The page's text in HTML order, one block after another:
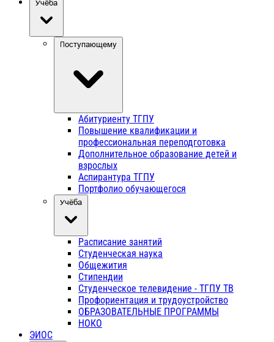
Учёба
Поступающему
Абитуриенту ТГПУ
Повышение квалификации и
профессиональная переподготовка
Дополнительное образование детей и
взрослых
Аспирантура ТГПУ
Портфолио обучающегося
Учёба
Расписание занятий
Студенческая наука
Общежития
Стипендии
Студенческое телевидение - ТГПУ ТВ
Профориентация и трудоустройство
ОБРАЗОВАТЕЛЬНЫЕ ПРОГРАММЫ
НОКО
ЭИОС